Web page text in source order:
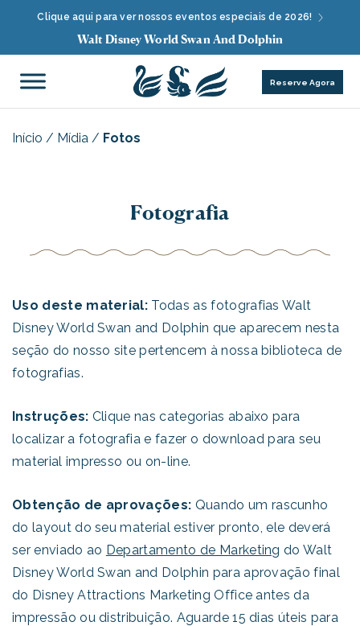
Clique aqui para ver nossos eventos especiais de 2026!
Walt Disney World Swan And Dolphin
Reserve Agora
Início / Mídia / Fotos
Fotografia
Uso deste material: Todas as fotografias Walt
Disney World Swan and Dolphin que aparecem nesta
seção do nosso site pertencem à nossa biblioteca de
fotografias.
Instruções: Clique nas categorias abaixo para
localizar a fotografia e fazer o download para seu
material impresso ou on-line.
Obtenção de aprovações: Quando um rascunho
do layout do seu material estiver pronto, ele deverá
ser enviado ao Departamento de Marketing do Walt
Disney World Swan and Dolphin para aprovação final
do Disney Attractions Marketing Office antes da
impressão ou distribuição. Aguarde 15 dias úteis para